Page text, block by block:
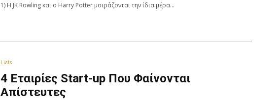
1) H JK Rowling και ο Harry Potter μοιράζονται την ίδια μέρα...
Lists
4 Εταιρίες Start-up Που Φαίνονται
Απίστευτες